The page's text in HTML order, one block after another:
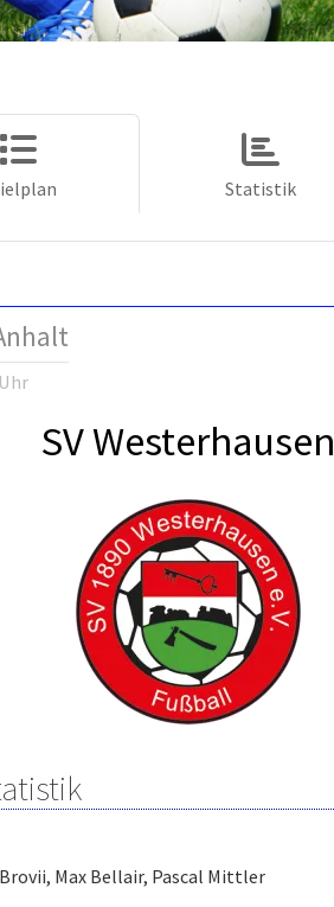
Statistik
SV Westerhausen
, Max Bellair, Pascal Mittler